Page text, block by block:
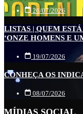
26/07/2026
LISTAS | QUEM
‘ONZE HOMENS E
19/07/2026
CONHEÇA OS
08/07/2026
MÍDIAS SOCIAL